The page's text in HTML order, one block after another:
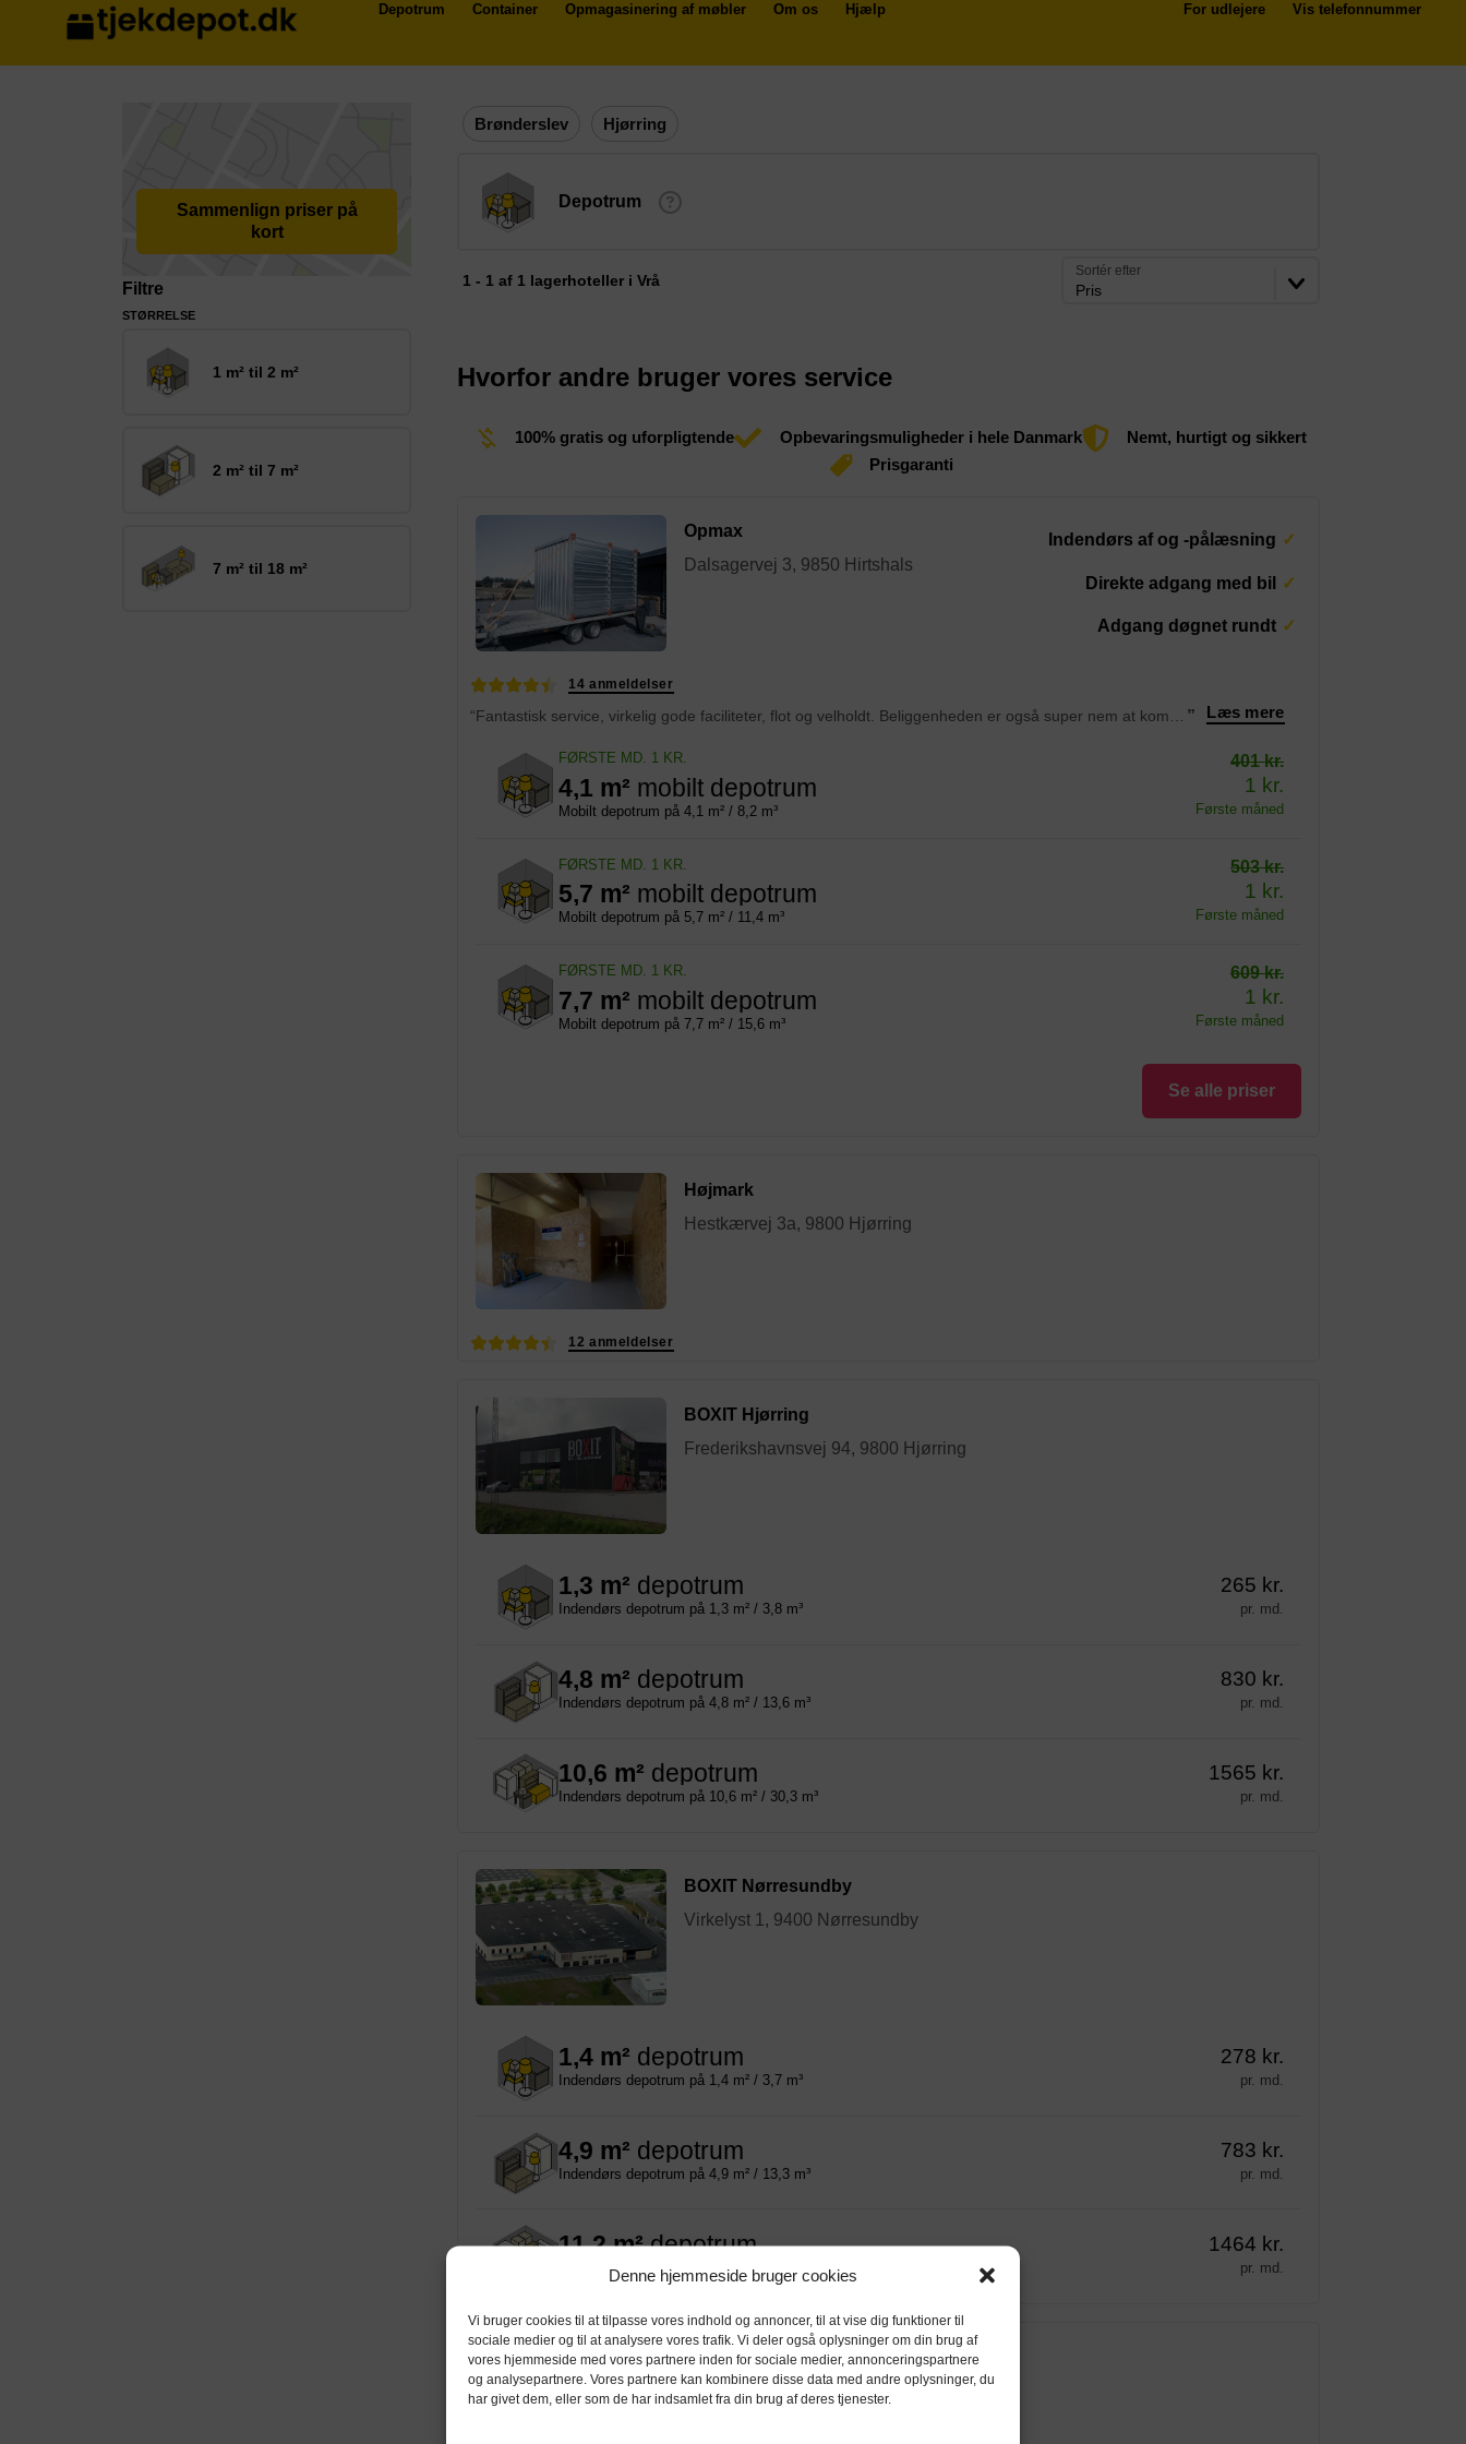
Denne hjemmeside bruger cookies
Vi bruger cookies til at tilpasse vores indhold og annoncer, til at vise dig funktioner til
sociale medier og til at analysere vores trafik. Vi deler også oplysninger om din brug af
vores hjemmeside med vores partnere inden for sociale medier, annonceringspartnere
og analysepartnere. Vores partnere kan kombinere disse data med andre oplysninger, du
har givet dem, eller som de har indsamlet fra din brug af deres tjenester.
Depotrum Container Opmagasinering af møbler Om os Hjælp For udlejere Vis telefonnummer
Sammenlign priser på
kort
Filtre
STØRRELSE
1 m² til 2 m²
2 m² til 7 m²
7 m² til 18 m²
Brønderslev Hjørring
Depotrum
1 - 1 af 1 lagerhoteller i Vrå
Pris
Sortér efter
Hvorfor andre bruger vores service
100% gratis og uforpligtende Opbevaringsmuligheder i hele Danmark
Nemt, hurtigt og sikkert
Prisgaranti
Opmax
Dalsagervej 3, 9850 Hirtshals
Indendørs af og -pålæsning
Direkte adgang med bil
Adgang døgnet rundt
14 anmeldelser
” Læs mere
FØRSTE MD. 1 KR.
4,1 m² mobilt depotrum
Mobilt depotrum på 4,1 m² / 8,2 m³
401 kr.
1 kr.
Første måned
FØRSTE MD. 1 KR.
5,7 m² mobilt depotrum
Mobilt depotrum på 5,7 m² / 11,4 m³
503 kr.
1 kr.
Første måned
FØRSTE MD. 1 KR.
7,7 m² mobilt depotrum
Mobilt depotrum på 7,7 m² / 15,6 m³
609 kr.
1 kr.
Første måned
Se alle priser
Højmark
Hestkærvej 3a, 9800 Hjørring
12 anmeldelser
BOXIT Hjørring
Frederikshavnsvej 94, 9800 Hjørring
1,3 m² depotrum
Indendørs depotrum på 1,3 m² / 3,8 m³
265 kr.
pr. md.
4,8 m² depotrum
Indendørs depotrum på 4,8 m² / 13,6 m³
830 kr.
pr. md.
10,6 m² depotrum
Indendørs depotrum på 10,6 m² / 30,3 m³
1565 kr.
pr. md.
BOXIT Nørresundby
Virkelyst 1, 9400 Nørresundby
1,4 m² depotrum
Indendørs depotrum på 1,4 m² / 3,7 m³
278 kr.
pr. md.
4,9 m² depotrum
Indendørs depotrum på 4,9 m² / 13,3 m³
783 kr.
pr. md.
11,2 m²depotrum
Indendørs depotrum på 11,2 m² / 30,0 m³
1464 kr.
pr. md.
BOXIT Aalborg C
Østre Alle 102, 9000 Aalborg